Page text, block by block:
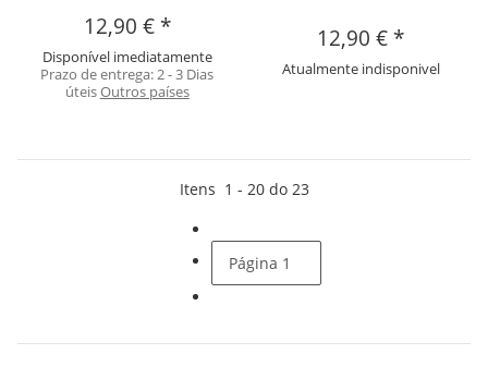
12,90 € *
Disponível imediatamente
Prazo de entrega:2 - 3 Dias
úteisOutros países
12,90 € *
Atualmente indisponivel
Itens 1 - 20do 23
Página 1